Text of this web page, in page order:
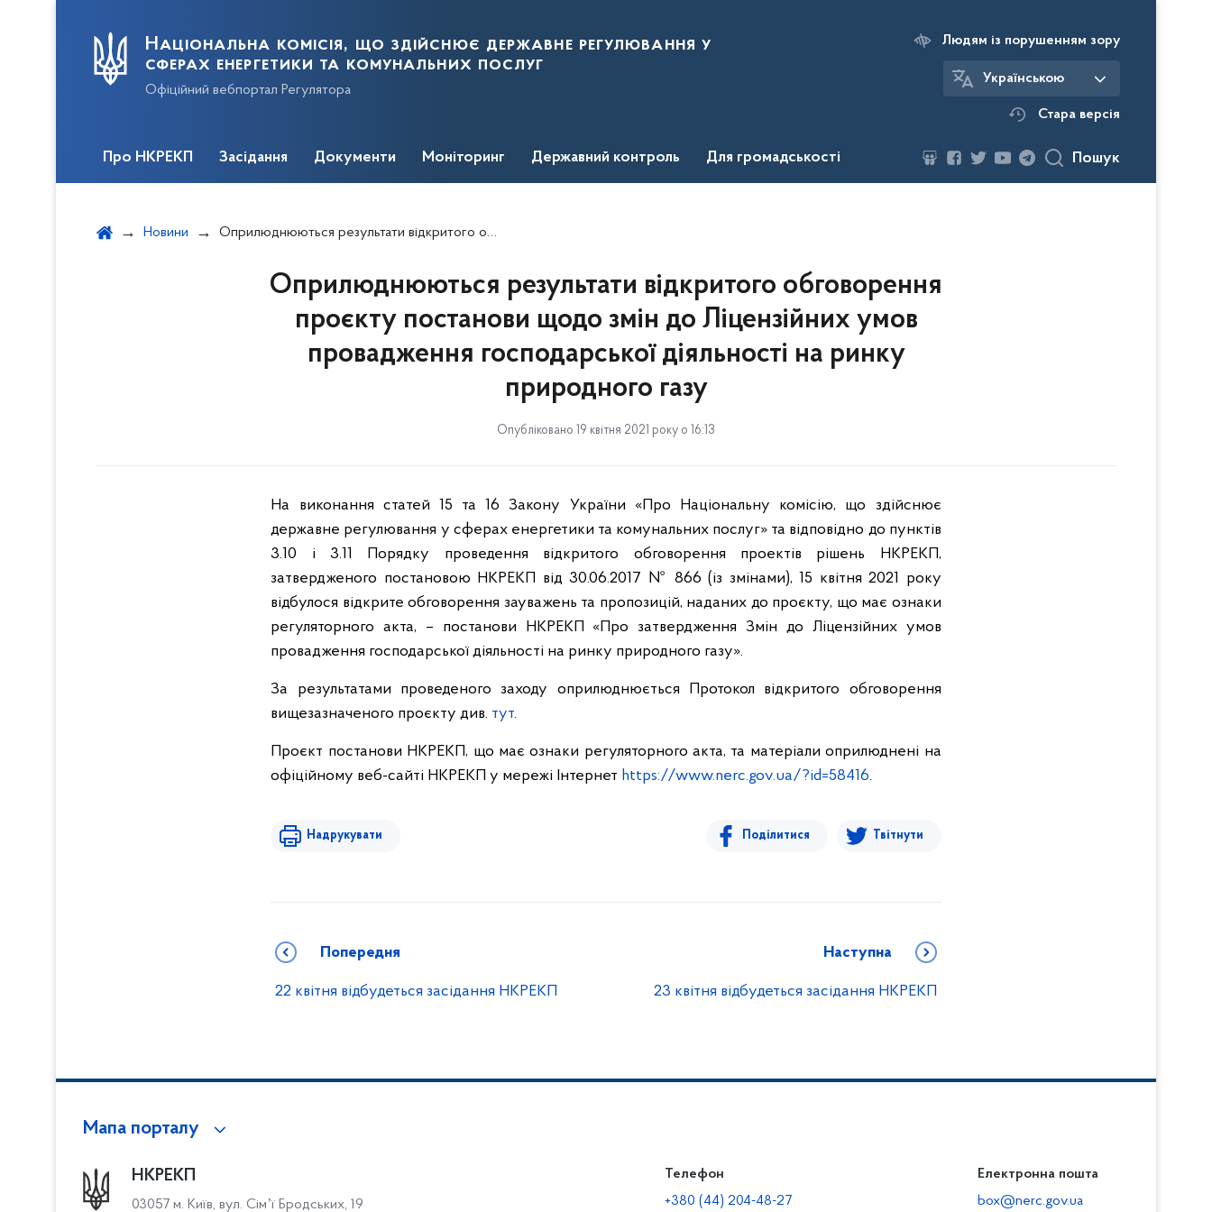
Національна комісія, що здійснює державне регулювання у
сферах енергетики та комунальних послуг
Офіційний вебпортал Регулятора
Людям із порушенням зору
Українською
Стара версія
Про НКРЕКП Засідання Документи Моніторинг Державний контроль Для громадськості Пошук
Новини Оприлюднюються результати відкритого обговорення проєкту постанови щодо змін до Ліцензійних умов провадження господарської діяльності на ринку природного газу
Оприлюднюються результати відкритого обговорення
проєкту постанови щодо змін до Ліцензійних умов
провадження господарської діяльності на ринку
природного газу
Опубліковано 19 квітня 2021 року о 16:13
На виконання статей 15 та 16 Закону України «Про Національну комісію, що здійснює
державне регулювання у сферах енергетики та комунальних послуг» та відповідно до пунктів
3.10 і 3.11 Порядку проведення відкритого обговорення проектів рішень НКРЕКП,
затвердженого постановою НКРЕКП від 30.06.2017 № 866 (із змінами), 15 квітня 2021 року
відбулося відкрите обговорення зауважень та пропозицій, наданих до проєкту, що має ознаки
регуляторного акта, – постанови НКРЕКП «Про затвердження Змін до Ліцензійних умов
провадження господарської діяльності на ринку природного газу».
За результатами проведеного заходу оприлюднюється Протокол відкритого обговорення
вищезазначеного проєкту див. тут.
Проєкт постанови НКРЕКП, що має ознаки регуляторного акта, та матеріали оприлюднені на
офіційному веб-сайті НКРЕКП у мережі Інтернет https://www.nerc.gov.ua/?id=58416.
Надрукувати Поділитися Твітнути
Попередня
22 квітня відбудеться засідання НКРЕКП
Наступна
23 квітня відбудеться засідання НКРЕКП
Мапа порталу
НКРЕКП
03057 м. Київ, вул. Сімʼї Бродських, 19
Телефон
+380 (44) 204-48-27
Електронна пошта
box@nerc.gov.ua